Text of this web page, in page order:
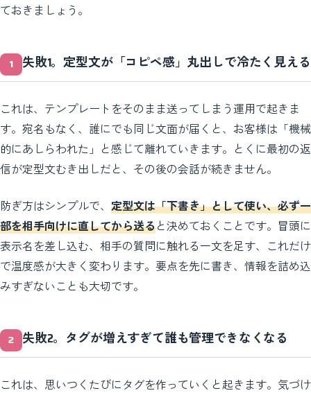
ておきましょう。
失敗1。定型文が「コピペ感」丸出しで冷たく見える
これは、テンプレートをそのまま送ってしまう運用で起きま
す。宛名もなく、誰にでも同じ文面が届くと、お客様は「機械
的にあしらわれた」と感じて離れていきます。とくに最初の返
信が定型文むき出しだと、その後の会話が続きません。
防ぎ方はシンプルで、 定型文は「下書き」として使い、必ず一
部を相手向けに直してから送ると決めておくことです。冒頭に
表示名を差し込む、相手の質問に触れる一文を足す、これだけ
で温度感が大きく変わります。要点を先に書き、情報を詰め込
みすぎないことも大切です。
失敗2。タグが増えすぎて誰も管理できなくなる
これは、思いつくたびにタグを作っていくと起きます。気づけ